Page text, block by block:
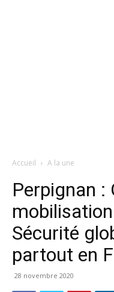
Accueil A la une
Perpignan :
Sécurité
partout en
28 novembre 2020